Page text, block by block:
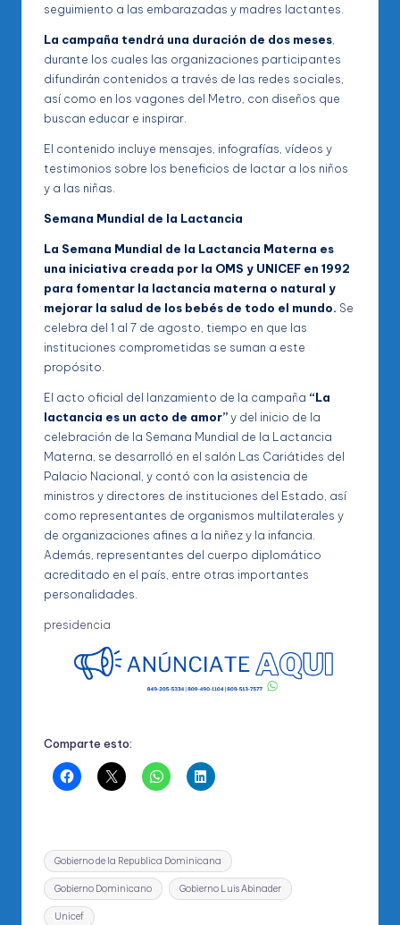
seguimiento a las embarazadas y madres lactantes.
La campaña tendrá una duración de dos meses
durante los cuales las organizaciones participantes
difundirán contenidos a través de las redes sociales,
así como en los vagones del Metro, con diseños que
buscan educar e inspirar.
El contenido incluye mensajes, infografías, vídeos y
testimonios sobre los beneficios de lactar a los niños
y a las niñas.
Semana Mundial de la Lactancia
La Semana Mundial de la Lactancia Materna es
una iniciativa creada por la OMS y UNICEF en 1992
para fomentar la lactancia materna o natural y
mejorar la salud de los bebés de todo el mundo. Se
celebra del 1 al 7 de agosto, tiempo en que las
instituciones comprometidas se suman a este
propósito.
El acto oficial del lanzamiento de la campaña “La
lactancia es un acto de amor”y del inicio de la
celebración de la Semana Mundial de la Lactancia
Materna, se desarrolló en el salón Las Cariátides del
Palacio Nacional, y contó con la asistencia de
ministros y directores de instituciones del Estado, así
como representantes de organismos multilaterales y
de organizaciones afines a la niñez y la infancia.
Además, representantes del cuerpo diplomático
acreditado en el país, entre otras importantes
personalidades.
presidencia
Comparte esto:
Etiquetas:
Gobierno de la Republica Dominicana
Gobierno Dominicano Gobierno Luis Abinader
Unicef